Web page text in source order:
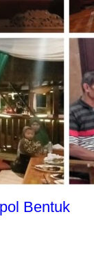
Bentuk